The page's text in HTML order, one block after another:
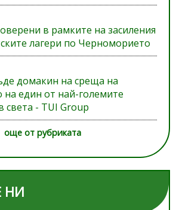
в рамките на засиления
лагери по Черноморието
домакин на среща на
на един от най-големите
света - TUI Group
още от рубриката
НИ